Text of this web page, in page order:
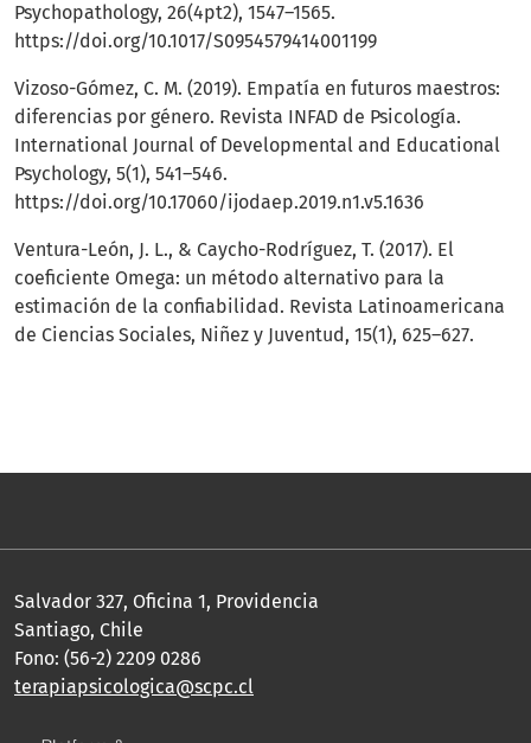
Psychopathology, 26(4pt2), 1547–1565.
https://doi.org/10.1017/S0954579414001199
Vizoso-Gómez, C. M. (2019). Empatía en futuros maestros:
diferencias por género. Revista INFAD de Psicología.
International Journal of Developmental and Educational
Psychology, 5(1), 541–546.
https://doi.org/10.17060/ijodaep.2019.n1.v5.1636
Ventura-León, J. L., & Caycho-Rodríguez, T. (2017). El
coeficiente Omega: un método alternativo para la
estimación de la confiabilidad. Revista Latinoamericana
de Ciencias Sociales, Niñez y Juventud, 15(1), 625–627.
Salvador 327, Oficina 1, Providencia
Santiago, Chile
Fono: (56-2) 2209 0286
terapiapsicologica@scpc.cl